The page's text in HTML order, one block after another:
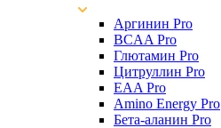
Аргинин Pro
BCAA Pro
Глютамин Pro
Цитруллин Pro
EAA Pro
Amino Energy Pro
Бета-аланин Pro